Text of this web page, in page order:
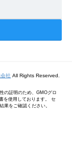
社 All Rights Reserved.
の証明のため、GMOグロ
を使用しております。 セ
果をご確認ください。